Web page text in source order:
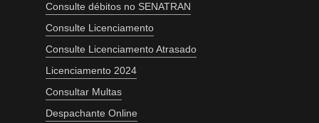
Consulte débitos no SENATRAN
Consulte Licenciamento
Consulte Licenciamento Atrasado
Licenciamento 2024
Consultar Multas
Despachante Online